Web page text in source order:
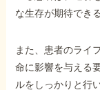
な生存が期待でき
また、患者のライ
命に影響を与える
ルをしっかりと行